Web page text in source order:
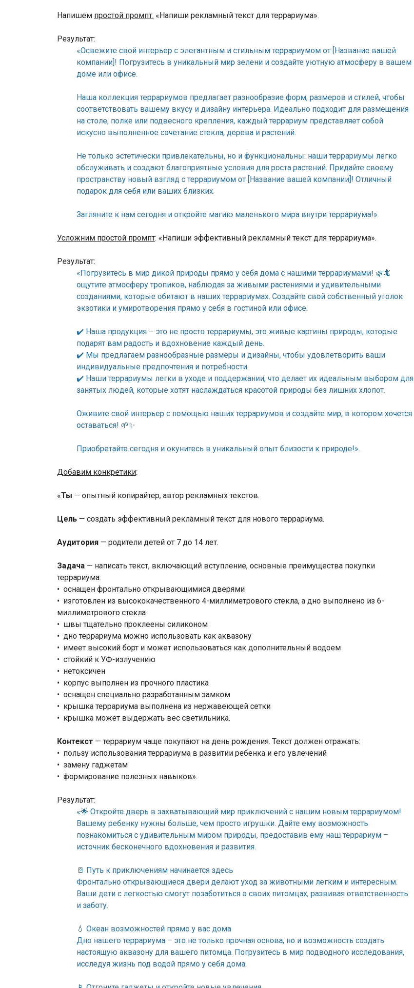
Напишем простой промпт: «Напиши рекламный текст для террариума».
Результат:
«Освежите свой интерьер с элегантным и стильным террариумом от [Название вашей
компании]! Погрузитесь в уникальный мир зелени и создайте уютную атмосферу в вашем
доме или офисе.
Наша коллекция террариумов предлагает разнообразие форм, размеров и стилей, чтобы
соответствовать вашему вкусу и дизайну интерьера. Идеально подходит для размещения
на столе, полке или подвесного крепления, каждый террариум представляет собой
искусно выполненное сочетание стекла, дерева и растений.
Не только эстетически привлекательны, но и функциональны: наши террариумы легко
обслуживать и создают благоприятные условия для роста растений. Придайте своему
пространству новый взгляд с террариумом от [Название вашей компании]! Отличный
подарок для себя или ваших близких.
Загляните к нам сегодня и откройте магию маленького мира внутри террариума!».
Усложним простой промпт: «Напиши эффективный рекламный текст для террариума».
Результат:
«Погрузитесь в мир дикой природы прямо у себя дома с нашими террариумами! 🌿🦎
ощутите атмосферу тропиков, наблюдая за живыми растениями и удивительными
созданиями, которые обитают в наших террариумах. Создайте свой собственный уголок
экзотики и умиротворения прямо у себя в гостиной или офисе.
✔️ Наша продукция – это не просто террариумы, это живые картины природы, которые
подарят вам радость и вдохновение каждый день.
✔️ Мы предлагаем разнообразные размеры и дизайны, чтобы удовлетворить ваши
индивидуальные предпочтения и потребности.
✔️ Наши террариумы легки в уходе и поддержании, что делает их идеальным выбором для
занятых людей, которые хотят наслаждаться красотой природы без лишних хлопот.
Оживите свой интерьер с помощью наших террариумов и создайте мир, в котором хочется
оставаться! 🌱✨
Приобретайте сегодня и окунитесь в уникальный опыт близости к природе!».
Добавим конкретики:
«Ты — опытный копирайтер, автор рекламных текстов.
Цель — создать эффективный рекламный текст для нового террариума.
Аудитория — родители детей от 7 до 14 лет.
Задача — написать текст, включающий вступление, основные преимущества покупки
террариума:
• оснащен фронтально открывающимися дверями
• изготовлен из высококачественного 4-миллиметрового стекла, а дно выполнено из 6-
миллиметрового стекла
• швы тщательно проклеены силиконом
• дно террариума можно использовать как аквазону
• имеет высокий борт и может использоваться как дополнительный водоем
• стойкий к УФ-излучению
• нетоксичен
• корпус выполнен из прочного пластика
• оснащен специально разработанным замком
• крышка террариума выполнена из нержавеющей сетки
• крышка может выдержать вес светильника.
Контекст — террариум чаще покупают на день рождения. Текст должен отражать:
• пользу использования террариума в развитии ребенка и его увлечений
• замену гаджетам
• формирование полезных навыков».
Результат:
«🌟 Откройте дверь в захватывающий мир приключений с нашим новым террариумом!
Вашему ребенку нужны больше, чем просто игрушки. Дайте ему возможность
познакомиться с удивительным миром природы, предоставив ему наш террариум –
источник бесконечного вдохновения и развития.
🚪 Путь к приключениям начинается здесь
Фронтально открывающиеся двери делают уход за животными легким и интересным.
Ваши дети с легкостью смогут позаботиться о своих питомцах, развивая ответственность
и заботу.
💧 Океан возможностей прямо у вас дома
Дно нашего террариума – это не только прочная основа, но и возможность создать
настоящую аквазону для вашего питомца. Погрузитесь в мир подводного исследования,
исследуя жизнь под водой прямо у себя дома.